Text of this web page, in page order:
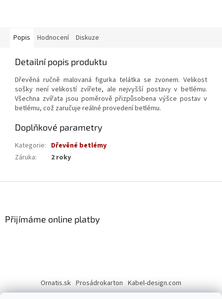
Popis Hodnocení Diskuze
Detailní popis produktu
Dřevěná ručně malovaná figurka telátka se zvonem. Velikost
sošky není velikostí zvířete, ale nejvyšší postavy v betlému.
Všechna zvířata jsou poměrově přizpůsobena výšce postav v
betlému, což zaručuje reálné provedení betlému.
Doplňkové parametry
Kategorie: Dřevěné betlémy
Záruka: 2 roky
Přijímáme online platby
Ornatis.sk Prosádrokarton Kabel-design.com